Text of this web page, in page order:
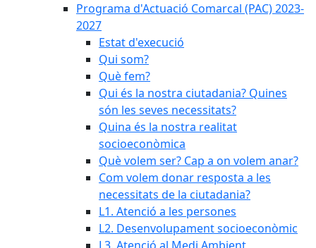
Programa d'Actuació Comarcal (PAC) 2023-
2027
Estat d'execució
Qui som?
Què fem?
Qui és la nostra ciutadania? Quines
són les seves necessitats?
Quina és la nostra realitat
socioeconòmica
Què volem ser? Cap a on volem anar?
Com volem donar resposta a les
necessitats de la ciutadania?
L1. Atenció a les persones
L2. Desenvolupament socioeconòmic